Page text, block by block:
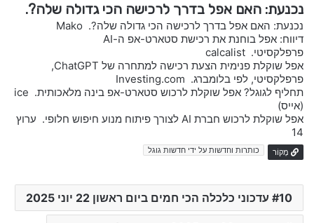
נכנעת: האם אפל בדרך לרכישה הכי גדולה שלה?.
נכנעת: האם אפל בדרך לרכישה הכי גדולה שלה?. Mako
דיווח: אפל בוחנת את רכישת סטארט-אפ ה-AI
פרפלקסיטי. calcalist
אפל שוקלת פנימית הצעת רכישה למתחרה של ChatGPT,
פרפלקסיטי, לפי בלומברג. Investing.com
תחליף לגוגל? אפל שוקלת לרכוש סטארט-אפ בינה מלאכותית. ice
(אייס)
אפל שוקלת לרכוש חברת AI לצורך פיתוח מנוע חיפוש חלופי. ערוץ
14
מָקוֹר כותרות וחדשות על ידי חדשות גוגל
10 עדכוני כלכלה הכי חמים ביום ראשון 22 יוני 2025